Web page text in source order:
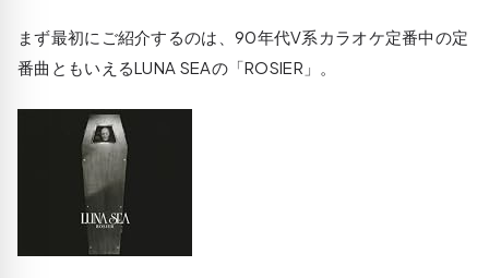
まず最初にご紹介するのは、90年代V系カラオケ定番中の定
番曲ともいえるLUNA SEAの「ROSIER」。